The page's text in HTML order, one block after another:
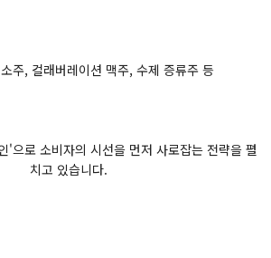
주, 컬래버레이션 맥주, 수제 증류주 등
'으로 소비자의 시선을 먼저 사로잡는 전략을 펼
치고 있습니다.